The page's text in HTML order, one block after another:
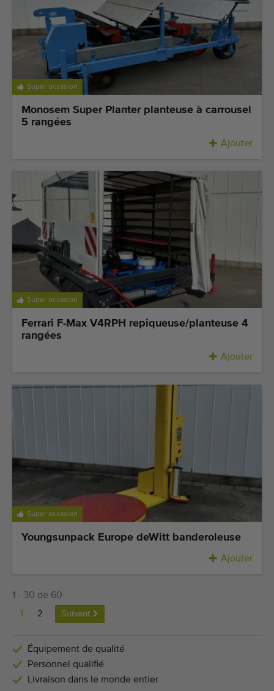
Super occasion
Monosem Super Planter planteuse à carrousel
5 rangées
Ajouter
Super occasion
Ferrari F-Max V4RPH repiqueuse/planteuse 4
rangées
Ajouter
Super occasion
Youngsunpack Europe deWitt banderoleuse
Ajouter
1 - 30 de 60
1 2 Suivant
Équipement de qualité
Personnel qualifié
Livraison dans le monde entier